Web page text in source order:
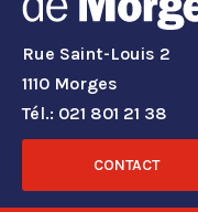
Rue Saint-Louis 2
1110 Morges
Tél.: 021 801 21 38
CONTACT